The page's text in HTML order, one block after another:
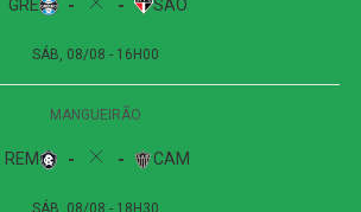
das duas equipes na etapa final, o